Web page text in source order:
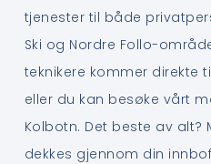
tjenester til både
Ski og Nordre Follo-
teknikere kommer direkte
eller du kan besøke vårt
Kolbotn. Det beste av alt?
dekkes gjennom din